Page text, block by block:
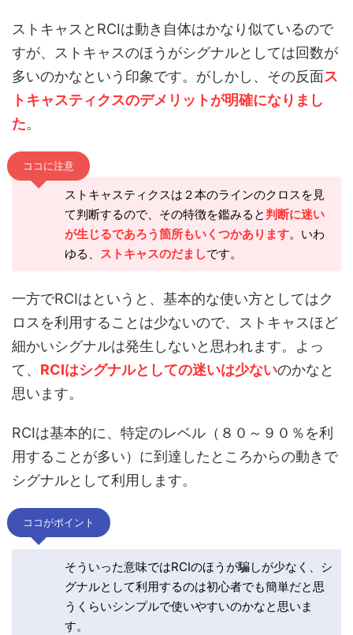
ストキャスとRCIは動き自体はかなり似ているので
すが、ストキャスのほうがシグナルとしては回数が
多いのかなという印象です。がしかし、その反面ス
トキャスティクスのデメリットが明確になりまし
た。
ココに注意
ストキャスティクスは２本のラインのクロスを見
て判断するので、その特徴を鑑みると 判断に迷い
が生じるであろう箇所もいくつかあります。いわ
ゆる、 ストキャスのだましです。
一方でRCIはというと、基本的な使い方としてはク
ロスを利用することは少ないので、ストキャスほど
細かいシグナルは発生しないと思われます。よっ
て、 RCIはシグナルとしての迷いは少ないのかなと
思います。
RCIは基本的に、特定のレベル（８０～９０％を利
用することが多い）に到達したところからの動きで
シグナルとして利用します。
ココがポイント
そういった意味ではRCIのほうが騙しが少なく、シ
グナルとして利用するのは初心者でも簡単だと思
うくらいシンプルで使いやすいのかなと思いま
す。